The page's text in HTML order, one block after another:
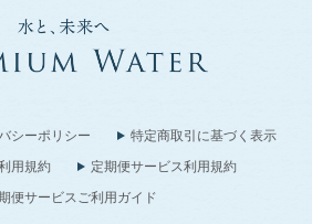
シーポリシー
特定商取引に基づく表示
用規約
定期便サービス利用規約
便サービスご利用ガイド